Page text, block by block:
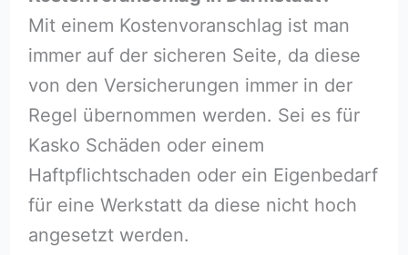
Mit einem Kostenvoranschlag ist man
immer auf der sicheren Seite, da diese
von den Versicherungen immer in der
Regel übernommen werden. Sei es für
Kasko Schäden oder einem
Haftpflichtschaden oder ein Eigenbedarf
für eine Werkstatt da diese nicht hoch
angesetzt werden.